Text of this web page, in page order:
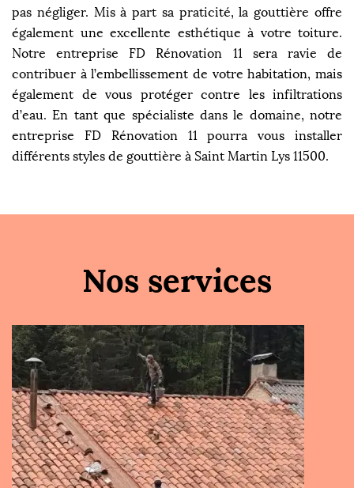
pas négliger. Mis à part sa praticité, la gouttière offre
également une excellente esthétique à votre toiture.
Notre entreprise FD Rénovation 11 sera ravie de
contribuer à l’embellissement de votre habitation, mais
également de vous protéger contre les infiltrations
d’eau. En tant que spécialiste dans le domaine, notre
entreprise FD Rénovation 11 pourra vous installer
différents styles de gouttière à Saint Martin Lys 11500.
Nos services